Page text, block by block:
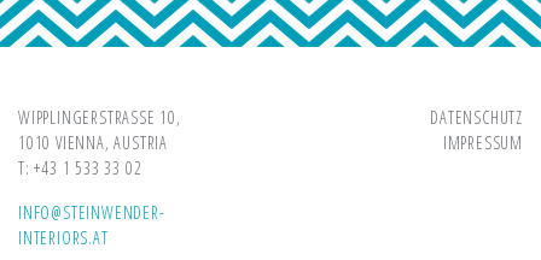
WIPPLINGERSTRASSE 10,
1010 VIENNA, AUSTRIA
T: +43 1 533 33 02
INFO@STEINWENDER-
INTERIORS.AT
DATENSCHUTZ
IMPRESSUM